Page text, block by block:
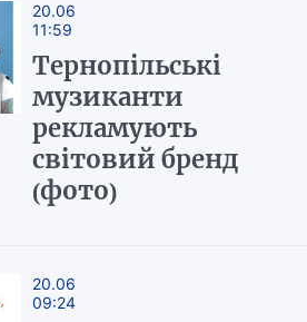
20.06
11:59
Тернопільські
музиканти
рекламують
світовий бренд
(фото)
20.06
09:24